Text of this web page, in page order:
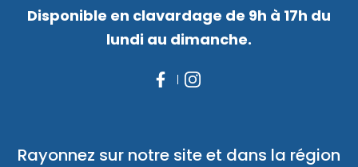
Disponible en clavardage de 9h à 17h du
lundi au dimanche.
Rayonnez sur notre site et dans la région